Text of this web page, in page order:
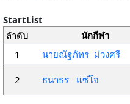
StartList
ลำดับ
นักกีฬา
1
นายณัฐภัทร ม่วงศรี
2 ธนาธร แซ่โจ